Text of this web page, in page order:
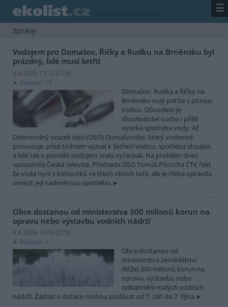
/ zpravodajství / zprávy ☰
Zprávy
Vodojem pro Domašov, Říčky a Rudku na Brněnsku byl
prázdný, lidé musí šetřit
4.8.2026 17:12 (ČTK)
Diskuse: 12
Domašov, Rudka a Říčky na
Brněnsku mají potíže s pitnou
vodou. Důvodem je
dlouhodobé sucho i příliš
vysoká spotřeba vody. Ač
Dobrovolný svazek obcí (DSO) Domašovsko, který vodovod
provozuje, před týdnem vyzval k šetření vodou, spotřeba stoupla,
a lidé tak v pondělí vodojem zcela vyčerpali. Na problém dnes
upozornila Česká televize. Předseda DSO Tomáš Pitrocha ČTK řekl,
že voda nyní z kohoutků ve třech obcích teče, ale je třeba opravdu
omezit její nadměrnou spotřebu.
Obce dostanou od ministerstva 300 milionů korun na
opravu nebo výstavbu vodních nádrží
4.8.2026 13:09 (ČTK)
Diskuse: 3
Obce dostanou od
ministerstva zemědělství
(MZe) 300 milionů korun na
opravu, výstavbu nebo
odbahnění malých vodních
nádrží. Žádost o dotace mohou podávat od 7. září do 7. října.